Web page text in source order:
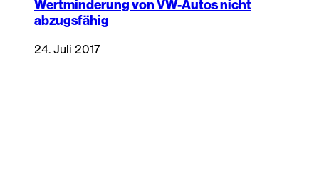
Wertminderung von VW-Autos nicht
abzugsfähig
24. Juli 2017